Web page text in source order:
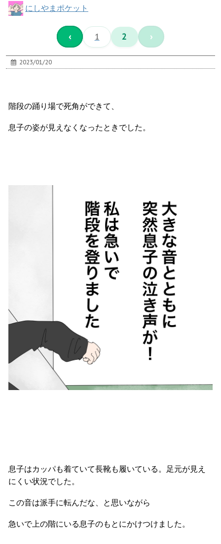
にしやまポケット
‹ 1 2 ›
2023/01/20
階段の踊り場で死角ができて、
息子の姿が見えなくなったときでした。
息子はカッパも着ていて長靴も履いている。足元が見え
にくい状況でした。
この音は派手に転んだな、と思いながら
急いで上の階にいる息子のもとにかけつけました。